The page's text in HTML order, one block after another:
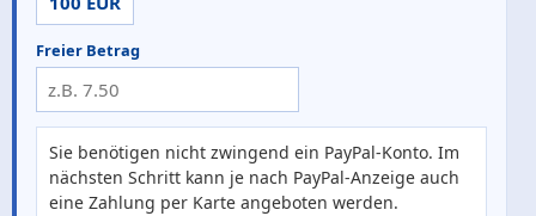
Freier Betrag
Sie benötigen nicht zwingend ein PayPal-Konto. Im
nächsten Schritt kann je nach PayPal-Anzeige auch
eine Zahlung per Karte angeboten werden.